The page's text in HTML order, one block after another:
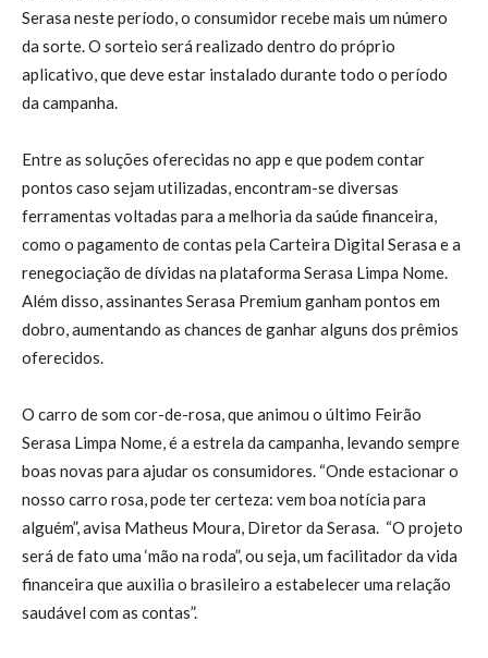
Serasa neste período, o consumidor recebe mais um número
da sorte. O sorteio será realizado dentro do próprio
aplicativo, que deve estar instalado durante todo o período
da campanha.
Entre as soluções oferecidas no app e que podem contar
pontos caso sejam utilizadas, encontram-se diversas
ferramentas voltadas para a melhoria da saúde financeira,
como o pagamento de contas pela Carteira Digital Serasa e a
renegociação de dívidas na plataforma Serasa Limpa Nome.
Além disso, assinantes Serasa Premium ganham pontos em
dobro, aumentando as chances de ganhar alguns dos prêmios
oferecidos.
O carro de som cor-de-rosa, que animou o último Feirão
Serasa Limpa Nome, é a estrela da campanha, levando sempre
boas novas para ajudar os consumidores. “Onde estacionar o
nosso carro rosa, pode ter certeza: vem boa notícia para
alguém”, avisa Matheus Moura, Diretor da Serasa. “O projeto
será de fato uma ‘mão na roda”, ou seja, um facilitador da vida
financeira que auxilia o brasileiro a estabelecer uma relação
saudável com as contas”.